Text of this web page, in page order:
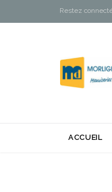
Restez
ACCUEIL